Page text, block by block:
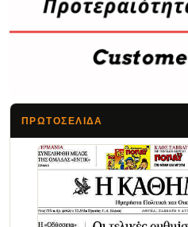
ΠΡΩΤΟΣΈΛΙΔΑ